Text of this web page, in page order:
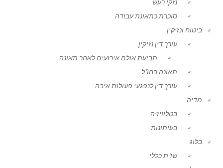
סוכרת כתאונת עבודה
ביטוח ונזיקין
עורך דין נזיקין
תביעת אולם אירועים לאחר תאונה
תאונה בחו"ל
עורך דין לנפגעי פעולות איבה
מדיה
בטלוויזיה
בעיתונות
בלוג
שו"ת כללי